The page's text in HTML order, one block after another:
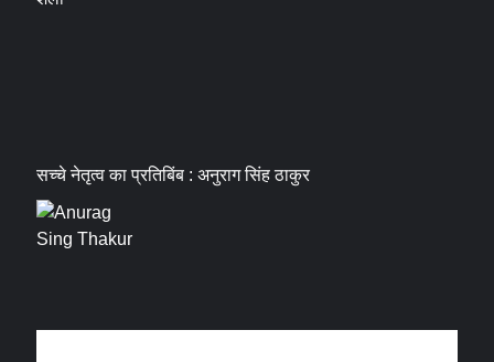
सच्चे नेतृत्व का प्रतिबिंब : अनुराग सिंह ठाकुर